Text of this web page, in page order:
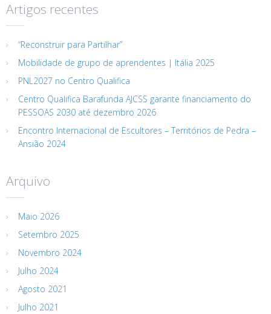
Artigos recentes
“Reconstruir para Partilhar”
Mobilidade de grupo de aprendentes | Itália 2025
PNL2027 no Centro Qualifica
Centro Qualifica Barafunda AJCSS garante financiamento do
PESSOAS 2030 até dezembro 2026
Encontro Internacional de Escultores – Territórios de Pedra –
Ansião 2024
Arquivo
Maio 2026
Setembro 2025
Novembro 2024
Julho 2024
Agosto 2021
Julho 2021